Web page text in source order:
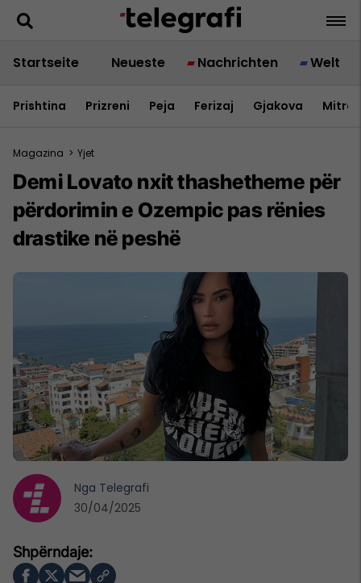
Startseite Neueste Nachrichten Welt
Prishtina Prizreni Peja Ferizaj Gjakova
Magazina > Yjet
Demi Lovato nxit thashetheme për
përdorimin e Ozempic pas rënies
drastike në peshë
Nga Telegrafi
30/04/2025